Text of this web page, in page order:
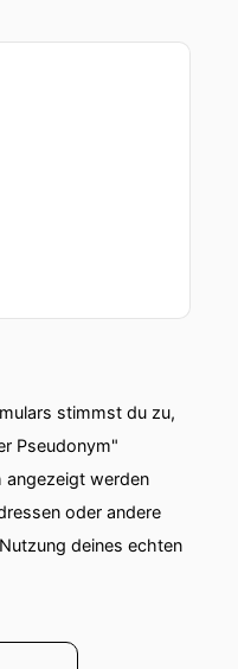
stimmst du zu,
Pseudonym"
werden
oder andere
deines echten